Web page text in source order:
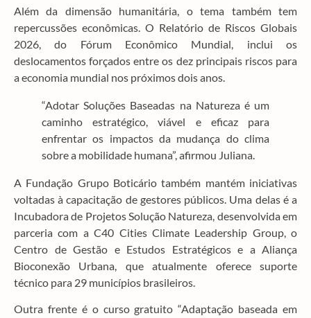
Além da dimensão humanitária, o tema também tem
repercussões econômicas. O Relatório de Riscos Globais
2026, do Fórum Econômico Mundial, inclui os
deslocamentos forçados entre os dez principais riscos para
a economia mundial nos próximos dois anos.
“Adotar Soluções Baseadas na Natureza é um
caminho estratégico, viável e eficaz para
enfrentar os impactos da mudança do clima
sobre a mobilidade humana”, afirmou Juliana.
A Fundação Grupo Boticário também mantém iniciativas
voltadas à capacitação de gestores públicos. Uma delas é a
Incubadora de Projetos Solução Natureza, desenvolvida em
parceria com a C40 Cities Climate Leadership Group, o
Centro de Gestão e Estudos Estratégicos e a Aliança
Bioconexão Urbana, que atualmente oferece suporte
técnico para 29 municípios brasileiros.
Outra frente é o curso gratuito “Adaptação baseada em